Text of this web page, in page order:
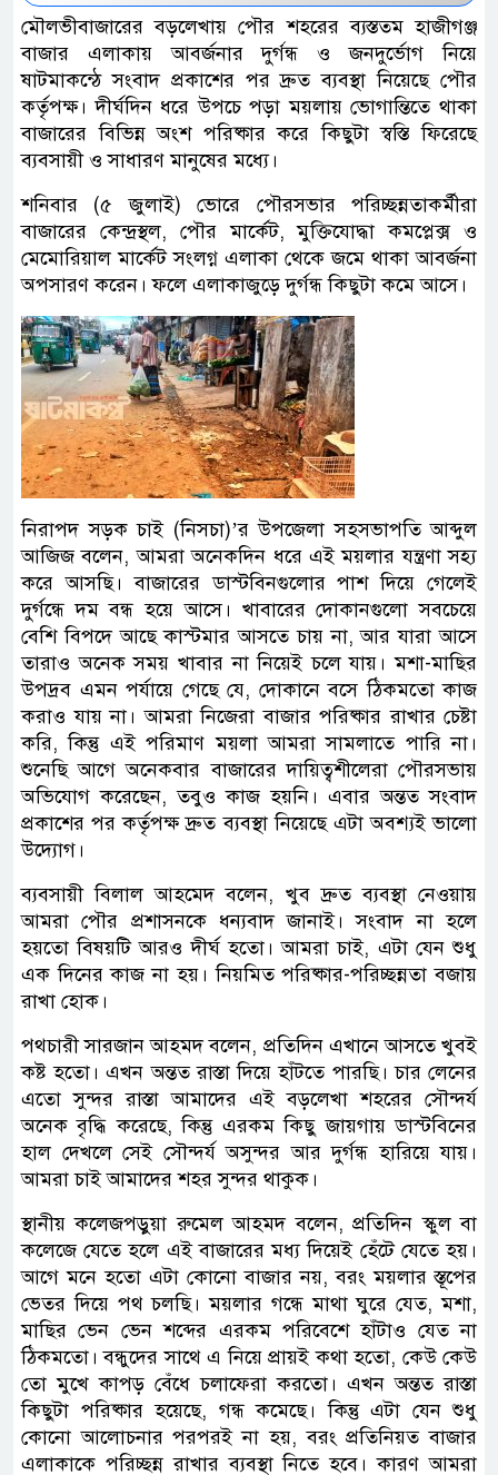
মৌলভীবাজারের বড়লেখায় পৌর শহরের ব্যস্ততম হাজীগঞ্জ
বাজার এলাকায় আবর্জনার দুর্গন্ধ ও জনদুর্ভোগ নিয়ে
ষাটমাকন্ঠে সংবাদ প্রকাশের পর দ্রুত ব্যবস্থা নিয়েছে পৌর
কর্তৃপক্ষ। দীর্ঘদিন ধরে উপচে পড়া ময়লায় ভোগান্তিতে থাকা
বাজারের বিভিন্ন অংশ পরিষ্কার করে কিছুটা স্বস্তি ফিরেছে
ব্যবসায়ী ও সাধারণ মানুষের মধ্যে।
শনিবার (৫ জুলাই) ভোরে পৌরসভার পরিচ্ছন্নতাকর্মীরা
বাজারের কেন্দ্রস্থল, পৌর মার্কেট, মুক্তিযোদ্ধা কমপ্লেক্স ও
মেমোরিয়াল মার্কেট সংলগ্ন এলাকা থেকে জমে থাকা আবর্জনা
অপসারণ করেন। ফলে এলাকাজুড়ে দুর্গন্ধ কিছুটা কমে আসে।
নিরাপদ সড়ক চাই (নিসচা)’র উপজেলা সহসভাপতি আব্দুল
আজিজ বলেন, আমরা অনেকদিন ধরে এই ময়লার যন্ত্রণা সহ্য
করে আসছি। বাজারের ডাস্টবিনগুলোর পাশ দিয়ে গেলেই
দুর্গন্ধে দম বন্ধ হয়ে আসে। খাবারের দোকানগুলো সবচেয়ে
বেশি বিপদে আছে কাস্টমার আসতে চায় না, আর যারা আসে
তারাও অনেক সময় খাবার না নিয়েই চলে যায়। মশা-মাছির
উপদ্রব এমন পর্যায়ে গেছে যে, দোকানে বসে ঠিকমতো কাজ
করাও যায় না। আমরা নিজেরা বাজার পরিষ্কার রাখার চেষ্টা
করি, কিন্তু এই পরিমাণ ময়লা আমরা সামলাতে পারি না।
শুনেছি আগে অনেকবার বাজারের দায়িত্বশীলেরা পৌরসভায়
অভিযোগ করেছেন, তবুও কাজ হয়নি। এবার অন্তত সংবাদ
প্রকাশের পর কর্তৃপক্ষ দ্রুত ব্যবস্থা নিয়েছে এটা অবশ্যই ভালো
উদ্যোগ।
ব্যবসায়ী বিলাল আহমেদ বলেন, খুব দ্রুত ব্যবস্থা নেওয়ায়
আমরা পৌর প্রশাসনকে ধন্যবাদ জানাই। সংবাদ না হলে
হয়তো বিষয়টি আরও দীর্ঘ হতো। আমরা চাই, এটা যেন শুধু
এক দিনের কাজ না হয়। নিয়মিত পরিষ্কার-পরিচ্ছন্নতা বজায়
রাখা হোক।
পথচারী সারজান আহমদ বলেন, প্রতিদিন এখানে আসতে খুবই
কষ্ট হতো। এখন অন্তত রাস্তা দিয়ে হাঁটতে পারছি। চার লেনের
এতো সুন্দর রাস্তা আমাদের এই বড়লেখা শহরের সৌন্দর্য
অনেক বৃদ্ধি করেছে, কিন্তু এরকম কিছু জায়গায় ডাস্টবিনের
হাল দেখলে সেই সৌন্দর্য অসুন্দর আর দুর্গন্ধ হারিয়ে যায়।
আমরা চাই আমাদের শহর সুন্দর থাকুক।
স্থানীয় কলেজপড়ুয়া রুমেল আহমদ বলেন, প্রতিদিন স্কুল বা
কলেজে যেতে হলে এই বাজারের মধ্য দিয়েই হেঁটে যেতে হয়।
আগে মনে হতো এটা কোনো বাজার নয়, বরং ময়লার স্তূপের
ভেতর দিয়ে পথ চলছি। ময়লার গন্ধে মাথা ঘুরে যেত, মশা,
মাছির ভেন ভেন শব্দের এরকম পরিবেশে হাঁটাও যেত না
ঠিকমতো। বন্ধুদের সাথে এ নিয়ে প্রায়ই কথা হতো, কেউ কেউ
তো মুখে কাপড় বেঁধে চলাফেরা করতো। এখন অন্তত রাস্তা
কিছুটা পরিষ্কার হয়েছে, গন্ধ কমেছে। কিন্তু এটা যেন শুধু
কোনো আলোচনার পরপরই না হয়, বরং প্রতিনিয়ত বাজার
এলাকাকে পরিচ্ছন্ন রাখার ব্যবস্থা নিতে হবে। কারণ আমরা